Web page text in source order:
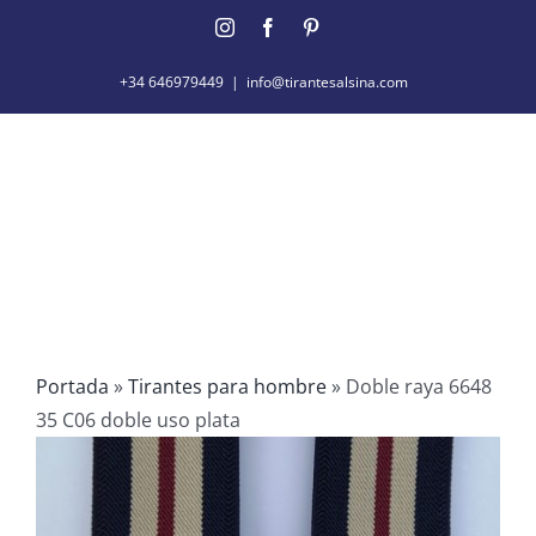
InstagramFacebook
+34 646979449 | info@tirantesalsina.com
Portada »Tirantes para hombre» Doble raya 6648
35 C06 doble uso plata